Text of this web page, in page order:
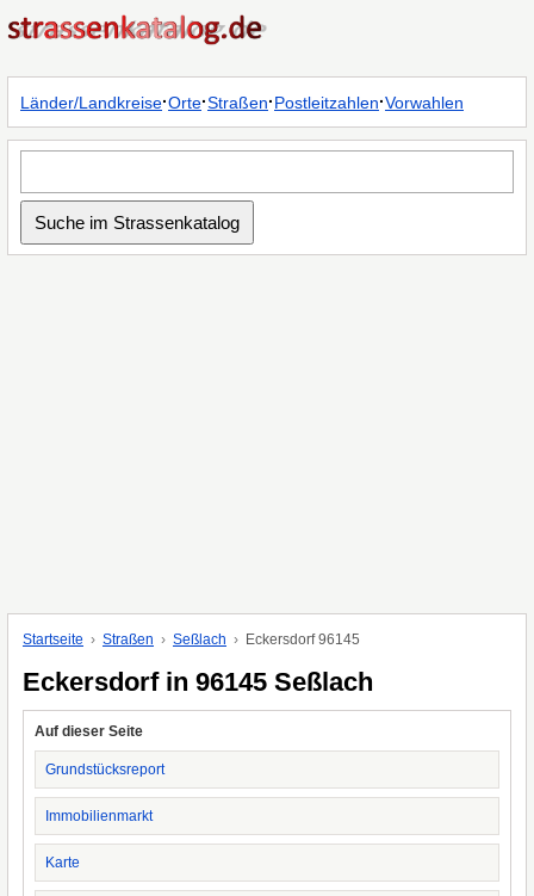
Länder/Landkreise·Orte·Straßen·Postleitzahlen·Vorwahlen
Startseite Straßen Seßlach Eckersdorf 96145
Eckersdorf in 96145 Seßlach
Auf dieser Seite
Grundstücksreport
Immobilienmarkt
Karte